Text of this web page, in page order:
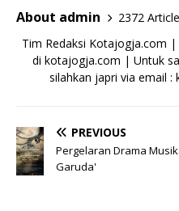
About admin
2372
Tim Redaksi Kotajogja.com
di kotajogja.com | Untuk
silahkan japri via email
PREVIOUS
Pergelaran Drama
Garuda'